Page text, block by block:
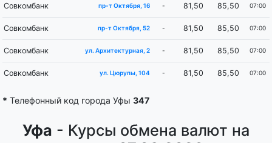
Совкомбанк пр-т Октября, 16 - 81,50 85,50 07:00
Совкомбанк пр-т Октября, 52 - 81,50 85,50 07:00
Совкомбанк ул. Архитектурная, 2 - 81,50 85,50 07:00
Совкомбанк ул. Цюрупы, 104 - 81,50 85,50 07:00
* Телефонный код города Уфы 347
Уфа - Курсы обмена валют на